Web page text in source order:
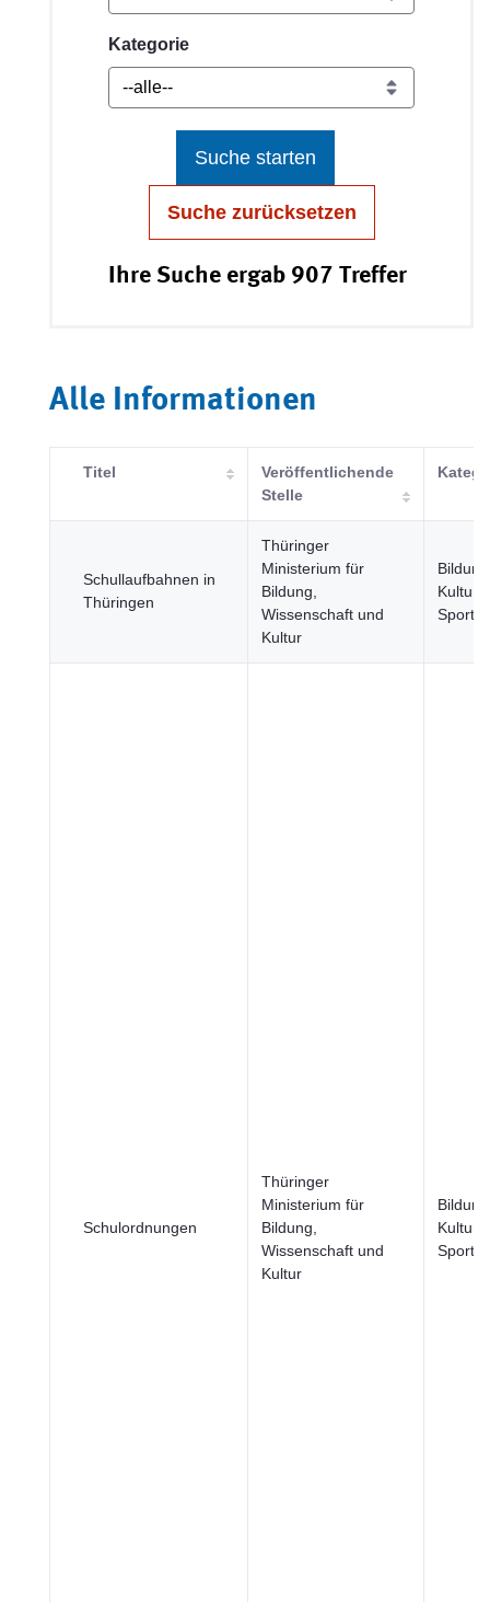
Kategorie
Suche starten
Suche zurücksetzen
Ihre Suche ergab 907 Treffer
Alle Informationen
Titel
Veröffentlichende
Stelle
Schullaufbahnen in
Thüringen
Thüringer
Ministerium für
Bildung,
Wissenschaft und
Kultur
Kultur
Sport
Schulordnungen
Thüringer
Ministerium für
Bildung,
Wissenschaft und
Kultur
Kultur
Sport